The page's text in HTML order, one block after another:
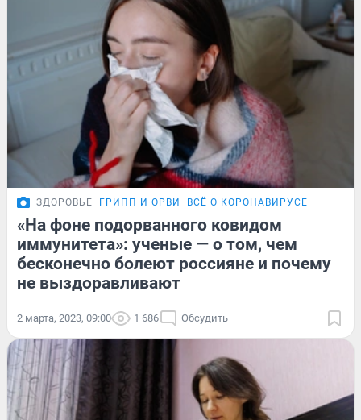
ЗДОРОВЬЕ ГРИПП И ОРВИ ВСЁ О КОРОНАВИРУСЕ
«На фоне подорванного ковидом
иммунитета»: ученые — о том, чем
бесконечно болеют россияне и почему
не выздоравливают
2 марта, 2023, 09:00 1 686 Обсудить